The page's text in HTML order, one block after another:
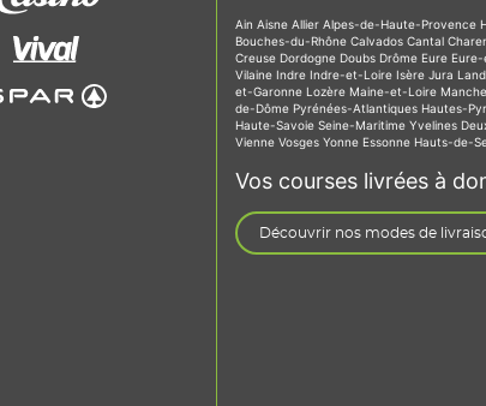
Ain Aisne Allier Alpes-de-Haute-Provence
Bouches-du-Rhône Calvados Cantal
Creuse Dordogne Doubs Drôme Eure
Vilaine Indre Indre-et-Loire Isère Jura
et-Garonne Lozère Maine-et-Loire
de-Dôme Pyrénées-Atlantiques Hautes-
Haute-Savoie Seine-Maritime Yvelines
Vienne Vosges Yonne Essonne Hauts-de-
Vos courses livrées à
Découvrir nos modes de